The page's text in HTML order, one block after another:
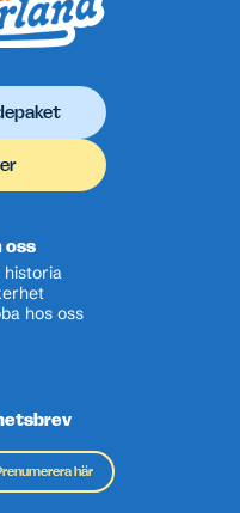
oss
historia
hos oss
här